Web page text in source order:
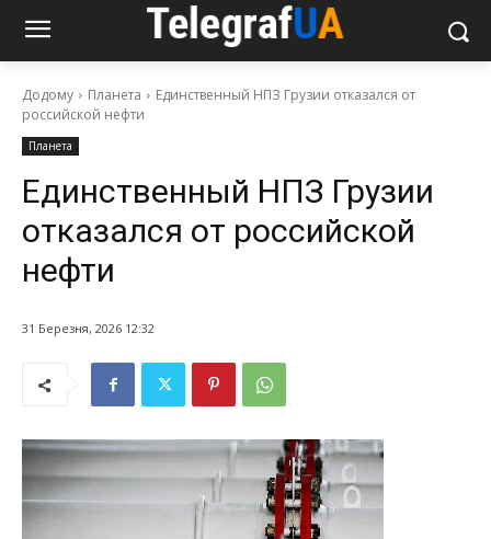
Додому Планета
Единственный НПЗ Грузии отказался от
российской нефти
Планета
Единственный НПЗ Грузии
отказался от российской
нефти
31 Березня, 2026 12:32